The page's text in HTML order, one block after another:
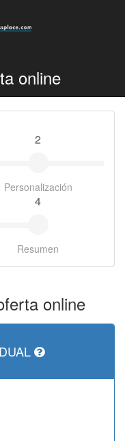
online
2
Personalización
4
Resumen
online